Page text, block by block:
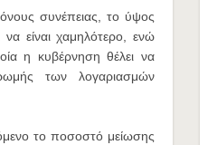
συνέπειας, το ύψος
είναι χαμηλότερο, ενώ
η κυβέρνηση θέλει να
των λογαριασμών
το ποσοστό μείωσης